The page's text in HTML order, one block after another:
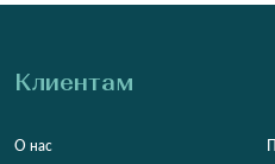
Клиентам
О нас